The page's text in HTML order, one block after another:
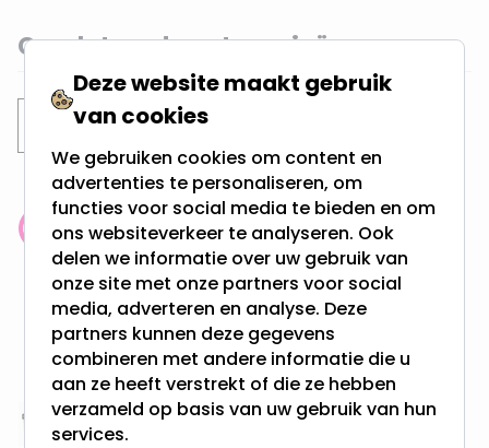
Gerelateerde categorieën
Straat/Plein Verlichting
Klantenbeoordeling: 9.4/10
meer dan 100.000 klanten gingen u voor
Gratis verzending + snel geleverd
Vanaf EUR100,- naar NL & BE
& 100 dagen recht op retour
Altijd uit eigen voorraad
Deze website maakt gebruik
van cookies
We gebruiken cookies om content en
advertenties te personaliseren, om
functies voor social media te bieden en om
ons websiteverkeer te analyseren. Ook
delen we informatie over uw gebruik van
onze site met onze partners voor social
media, adverteren en analyse. Deze
partners kunnen deze gegevens
combineren met andere informatie die u
aan ze heeft verstrekt of die ze hebben
verzameld op basis van uw gebruik van hun
services.